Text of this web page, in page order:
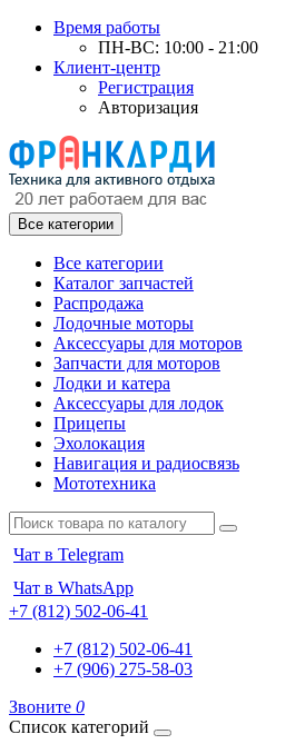
Время работы
ПН-ВС: 10:00 - 21:00
Клиент-центр
Регистрация
Авторизация
Все категории
Все категории
Каталог запчастей
Распродажа
Лодочные моторы
Аксессуары для моторов
Запчасти для моторов
Лодки и катера
Аксессуары для лодок
Прицепы
Эхолокация
Навигация и радиосвязь
Мототехника
Чат в Telegram
Чат в WhatsApp
+7 (812) 502-06-41
+7 (812) 502-06-41
+7 (906) 275-58-03
Звоните 0
Список категорий